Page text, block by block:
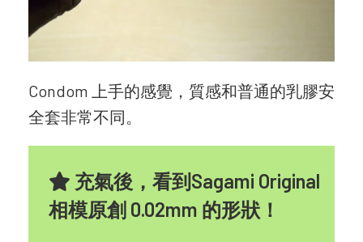
Condom 上手的感覺，質感和普通的乳膠安
全套非常不同。
充氣後，看到Sagami Original
相模原創 0.02mm 的形狀！